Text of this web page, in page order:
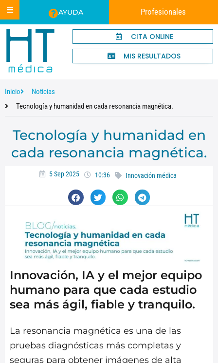
AYUDA Profesionales
CITA ONLINE
MIS RESULTADOS
Inicio
Noticias
Tecnología y humanidad en cada resonancia magnética.
Tecnología y humanidad en
cada resonancia magnética.
5 Sep 2025 10:36 Innovación médica
Innovación, IA y el mejor equipo
humano para que cada estudio
sea más ágil, fiable y tranquilo.
La resonancia magnética es una de las
pruebas diagnósticas más completas y
seguras para obtener imágenes de alta